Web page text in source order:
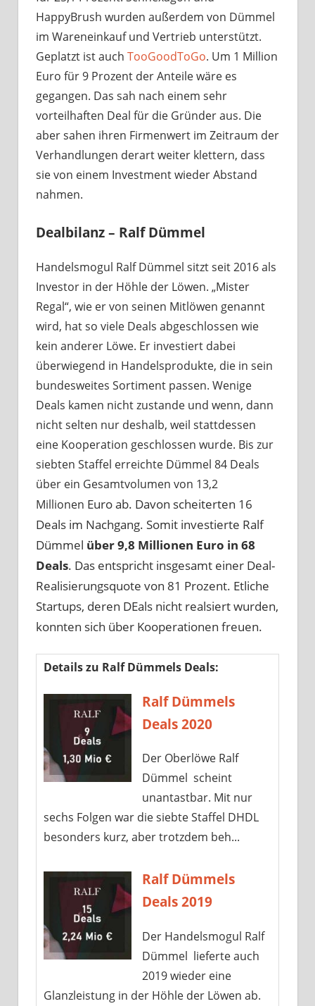
HappyBrush wurden außerdem von Dümmel
im Wareneinkauf und Vertrieb unterstützt.
Geplatzt ist auch TooGoodToGo. Um 1 Million
Euro für 9 Prozent der Anteile wäre es
gegangen. Das sah nach einem sehr
vorteilhaften Deal für die Gründer aus. Die
aber sahen ihren Firmenwert im Zeitraum der
Verhandlungen derart weiter klettern, dass
sie von einem Investment wieder Abstand
nahmen.
Dealbilanz – Ralf Dümmel
Handelsmogul Ralf Dümmel sitzt seit 2016 als
Investor in der Höhle der Löwen. „Mister
Regal“, wie er von seinen Mitlöwen genannt
wird, hat so viele Deals abgeschlossen wie
kein anderer Löwe. Er investiert dabei
überwiegend in Handelsprodukte, die in sein
bundesweites Sortiment passen. Wenige
Deals kamen nicht zustande und wenn, dann
nicht selten nur deshalb, weil stattdessen
eine Kooperation geschlossen wurde. Bis zur
siebten Staffel erreichte Dümmel 84 Deals
über ein Gesamtvolumen von 13,2
Millionen Euro ab. Davon scheiterten 16
Deals im Nachgang. Somit investierte Ralf
Dümmel über 9,8 Millionen Euro in 68
Deals. Das entspricht insgesamt einer Deal-
Realisierungsquote von 81 Prozent. Etliche
Startups, deren DEals nicht realsiert wurden,
konnten sich über Kooperationen freuen.
Details zu Ralf Dümmels Deals:
Ralf Dümmels
Deals 2020
Der Oberlöwe Ralf
Dümmel scheint
unantastbar. Mit nur
sechs Folgen war die siebte Staffel DHDL
besonders kurz, aber trotzdem beh...
Ralf Dümmels
Deals 2019
Der Handelsmogul Ralf
Dümmel lieferte auch
2019 wieder eine
Glanzleistung in der Höhle der Löwen ab.